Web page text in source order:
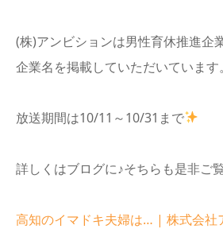
(株)アンビションは男性育休推進企
企業名を掲載していただいています。
放送期間は10/11～10/31まで
詳しくはブログに♪そちらも是非ご
高知のイマドキ夫婦は… | 株式会社